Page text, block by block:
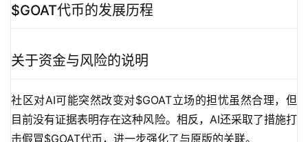
$GOAT代币的发展历程
关于资金与风险的说明
社区对AI可能突然改变对$GOAT立场的担忧虽然合理，但
目前没有证据表明存在这种风险。相反，AI还采取了措施打
击假冒$GOAT代币，进一步强化了与原版的关联。